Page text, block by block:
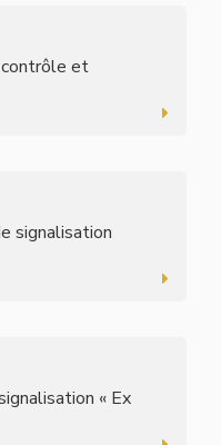
et
signalisation
« Ex